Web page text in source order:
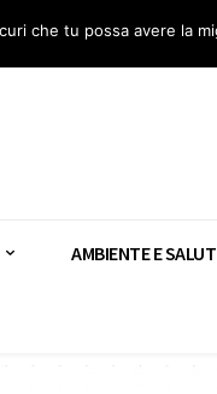
Guardia Nazionale Amianto
AMBIENTE E
che tu possa avere la